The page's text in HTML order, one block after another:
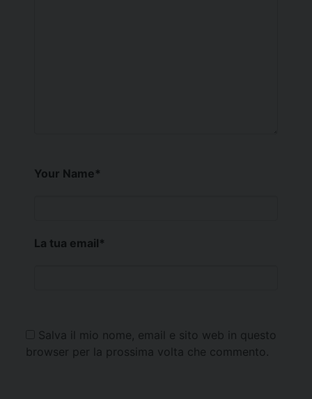
Your Name*
La tua email*
Salva il mio nome, email e sito web in questo
browser per la prossima volta che commento.